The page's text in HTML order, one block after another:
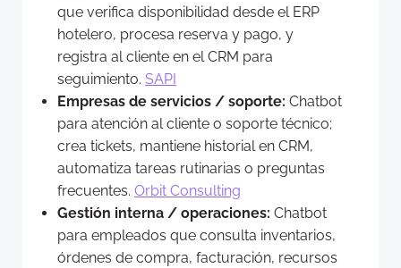
que verifica disponibilidad desde el ERP
hotelero, procesa reserva y pago, y
registra al cliente en el CRM para
seguimiento. SAPI
Empresas de servicios / soporte: Chatbot
para atención al cliente o soporte técnico;
crea tickets, mantiene historial en CRM,
automatiza tareas rutinarias o preguntas
frecuentes. Orbit Consulting
Gestión interna / operaciones: Chatbot
para empleados que consulta inventarios,
órdenes de compra, facturación, recursos